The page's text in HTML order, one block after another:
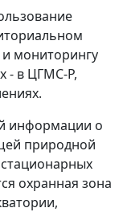
мониторингу
- в ЦГМС-Р,
информации о
природной
стационарных
охранная зона